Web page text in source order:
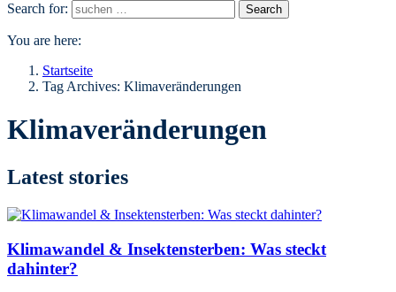
Search for:
Search
You are here:
Startseite
Tag Archives: Klimaveränderungen
Klimaveränderungen
Latest stories
Klimawandel & Insektensterben: Was steckt
dahinter?